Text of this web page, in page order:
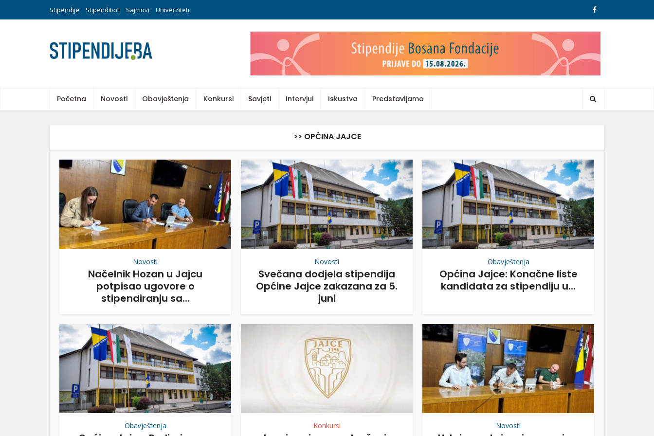
Stipendije Stipenditori Sajmovi Univerziteti
Početna Novosti Obavještenja Konkursi Savjeti Intervjui Iskustva Predstavljamo
>> OPĆINA JAJCE
Novosti
Načelnik Hozan u Jajcu
potpisao ugovore o
stipendiranju sa...
Novosti
Svečana dodjela stipendija
Općine Jajce zakazana za 5.
juni
Obavještenja
Općina Jajce: Konačne liste
kandidata za stipendiju u...
Obavještenja Konkursi Novosti